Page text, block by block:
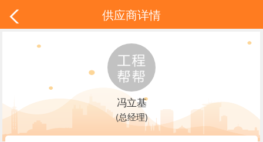
供应商详情
冯立基
(总经理)